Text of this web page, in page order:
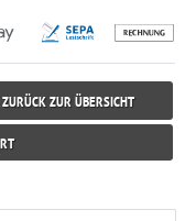
ZURÜCK ZUR ÜBERSICHT